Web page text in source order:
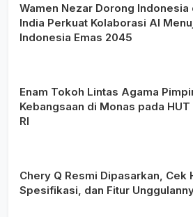
Wamen Nezar Dorong Indonesia
India Perkuat Kolaborasi AI
Indonesia Emas 2045
Enam Tokoh Lintas Agama
Kebangsaan di Monas pada HUT
RI
Chery Q Resmi Dipasarkan, Cek
Spesifikasi, dan Fitur